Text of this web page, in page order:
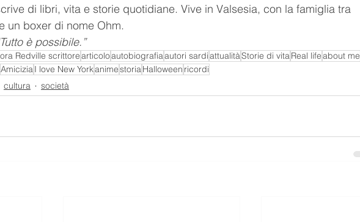
di libri, vita e storie quotidiane. Vive in Valsesia, con la famiglia tra
un boxer di nome Ohm.
è possibile.”
Redville scrittorearticoloautobiografiaautori sardiattualitàStorie di vita Real lifeabout me
Amicizia I love New Yorkanimestoria Halloween ricordi
cultura società